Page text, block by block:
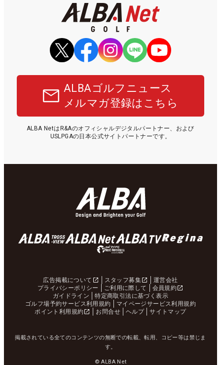
ALBAゴルフニュース
メルマガ登録はこちら
ALBA NetはR&Aのオフィシャルデジタルパートナー、および
USLPGAの日本公式サイトパートナーです。
広告掲載について スタッフ募集
運営会社
プライバシーポリシー
ご利用に際して
会員規約
ガイドライン
特定商取引法に基づく表示
ゴルフ場予約サービス利用規約
マイページサービス利用規約
ポイント利用規約
お問合せ ヘルプ サイトマップ
掲載されている全てのコンテンツの無断での転載、転用、コピー等は禁じま
す。
© ALBA Net